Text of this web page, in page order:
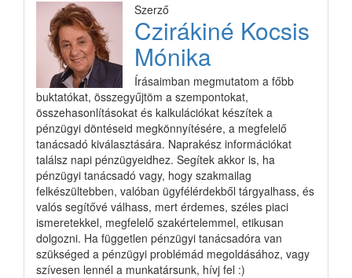
Szerző
Czirákiné Kocsis
Mónika
Írásaimban megmutatom a főbb
buktatókat, összegyűjtöm a szempontokat,
összehasonlításokat és kalkulációkat készítek a
pénzügyi döntéseid megkönnyítésére, a megfelelő
tanácsadó kiválasztására. Naprakész információkat
találsz napi pénzügyeidhez. Segítek akkor is, ha
pénzügyi tanácsadó vagy, hogy szakmailag
felkészültebben, valóban ügyfélérdekből tárgyalhass, és
valós segítővé válhass, mert érdemes, széles piaci
ismeretekkel, megfelelő szakértelemmel, etikusan
dolgozni. Ha független pénzügyi tanácsadóra van
szükséged a pénzügyi problémád megoldásához, vagy
szívesen lennél a munkatársunk, hívj fel :)